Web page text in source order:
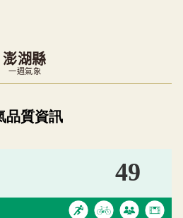
澎湖縣
一週氣象
為視覺預覽，完整即時空